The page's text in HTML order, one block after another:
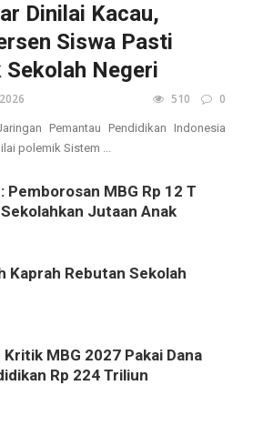
Dinilai Kacau,
Siswa Pasti
Sekolah Negeri
510 0
Pemantau Pendidikan Indonesia
polemik Sistem ...
Pemborosan MBG Rp 12 T
Jutaan Anak
Kaprah Rebutan Sekolah
Kritik MBG 2027 Pakai Dana
Rp 224 Triliun